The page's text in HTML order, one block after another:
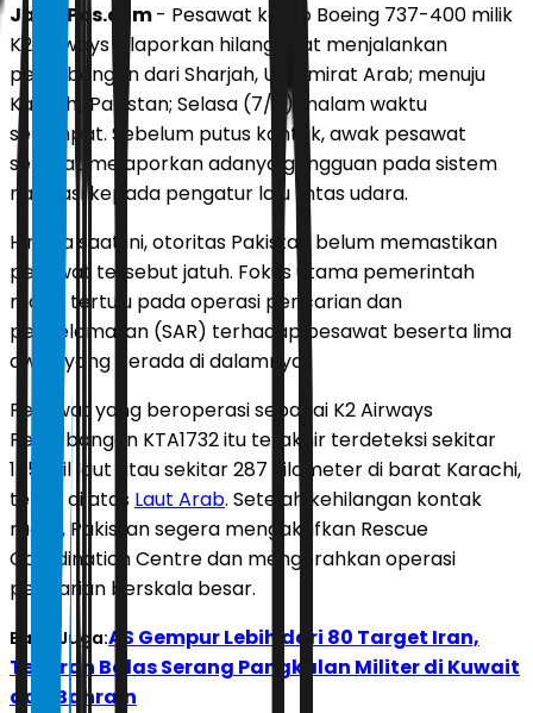
JawaPos.com- Pesawat kargo Boeing 737-400 milik
K2 Airways dilaporkan hilang saat menjalankan
penerbangan dari Sharjah, Uni Emirat Arab; menuju
Karachi, Pakistan; Selasa (7/7) malam waktu
setempat. Sebelum putus kontak, awak pesawat
sempat melaporkan adanya gangguan pada sistem
navigasi kepada pengatur lalu lintas udara.
Hingga saat ini, otoritas Pakistan belum memastikan
pesawat tersebut jatuh. Fokus utama pemerintah
masih tertuju pada operasi pencarian dan
penyelamatan (SAR) terhadap pesawat beserta lima
awak yang berada di dalamnya.
Pesawat yang beroperasi sebagai K2 Airways
Penerbangan KTA1732 itu terakhir terdeteksi sekitar
155 mil laut atau sekitar 287 kilometer di barat Karachi,
tepat di atas Laut Arab. Setelah kehilangan kontak
radar, Pakistan segera mengaktifkan Rescue
Coordination Centre dan mengerahkan operasi
pencarian berskala besar.
Baca Juga:AS Gempur Lebih dari 80 Target Iran,
Teheran Balas Serang Pangkalan Militer di Kuwait
dan Bahrain